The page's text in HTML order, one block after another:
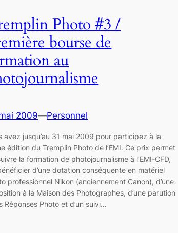
Photo #3 /
bourse de
au
2009—Personnel
avez jusqu’au 31 mai 2009 pour participez à la
édition du Tremplin Photo de l’EMI. Ce prix permet
la formation de photojournalisme à l’EMI-CFD,
d’une dotation conséquente en matériel
professionnel Nikon (anciennement Canon), d’une
à la Maison des Photographes, d’une parution
Réponses Photo et d’un suivi…